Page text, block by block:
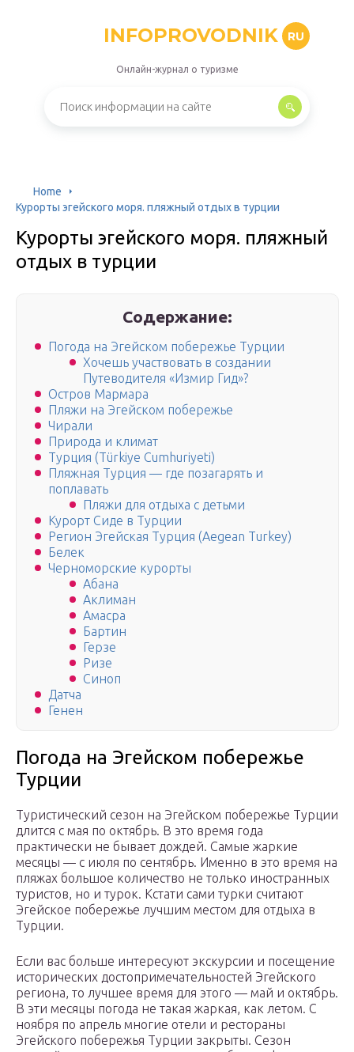
INFOPROVODNIK RU
Онлайн-журнал о туризме
Home
Курорты эгейского моря. пляжный отдых в турции
Курорты эгейского моря. пляжный
отдых в турции
Содержание:
Погода на Эгейском побережье Турции
Хочешь участвовать в создании
Путеводителя «Измир Гид»?
Остров Мармара
Пляжи на Эгейском побережье
Чирали
Природа и климат
Турция (Türkiye Cumhuriyeti)
Пляжная Турция — где позагарять и
поплавать
Пляжи для отдыха с детьми
Курорт Сиде в Турции
Регион Эгейская Турция (Aegean Turkey)
Белек
Черноморские курорты
Абана
Аклиман
Амасра
Бартин
Герзе
Ризе
Синоп
Датча
Генен
Погода на Эгейском побережье
Турции
Туристический сезон на Эгейском побережье Турции
длится с мая по октябрь. В это время года
практически не бывает дождей. Самые жаркие
месяцы — с июля по сентябрь. Именно в это время на
пляжах большое количество не только иностранных
туристов, но и турок. Кстати сами турки считают
Эгейское побережье лучшим местом для отдыха в
Турции.
Если вас больше интересуют экскурсии и посещение
исторических достопримечательностей Эгейского
региона, то лучшее время для этого — май и октябрь.
В эти месяцы погода не такая жаркая, как летом. С
ноября по апрель многие отели и рестораны
Эгейского побережья Турции закрыты. Сезон